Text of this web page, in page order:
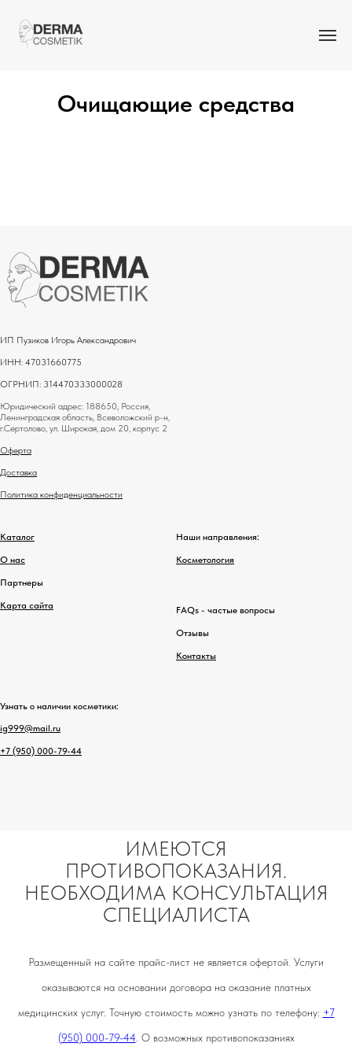
Очищающие средства
ИП Пузиков Игорь Александрович
ИНН: 47031660775
ОГРНИП: 314470333000028
Юридический адрес: 188650, Россия,
Ленинградская область, Всеволожский р-н,
г.Сертолово, ул. Широкая, дом 20, корпус 2
Оферта
Доставка
Политика конфиденциальности
Каталог
О нас
Партнеры
Карта сайта
Наши направления:
Косметология
FAQs - частые вопросы
Отзывы
Контакты
Узнать о наличии косметики:
ig999@mail.ru
+7 (950) 000-79-44
ИМЕЮТСЯ
ПРОТИВОПОКАЗАНИЯ.
НЕОБХОДИМА КОНСУЛЬТАЦИЯ
СПЕЦИАЛИСТА
Размещенный на сайте прайс-лист не является офертой. Услуги
оказываются на основании договора на оказание платных
медицинских услуг. Точную стоимость можно узнать по телефону: +7
(950) 000-79-44 . О возможных противопоказаниях